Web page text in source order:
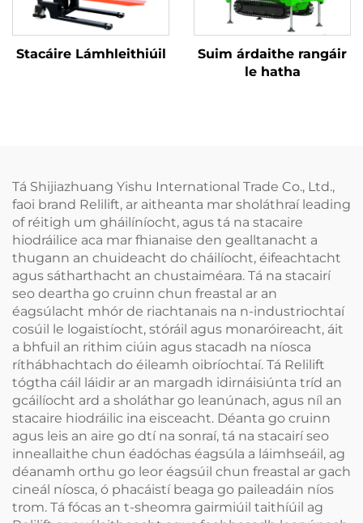
Stacáire Lámhleithiúil
Suim árdaithe rangáir
le hatha
Tá Shijiazhuang Yishu International Trade Co., Ltd.,
faoi brand Relilift, ar aitheanta mar sholáthraí leading
of réitigh um gháilíníocht, agus tá na stacaire
hiodráilice aca mar fhianaise den gealltanacht a
thugann an chuideacht do cháilíocht, éifeachtacht
agus sátharthacht an chustaiméara. Tá na stacairí
seo deartha go cruinn chun freastal ar an
éagsúlacht mhór de riachtanais na n-industriochtaí
cosúil le logaistíocht, stóráil agus monaróireacht, áit
a bhfuil an rithim ciúin agus stacadh na níosca
ríthábhachtach do éileamh oibríochtaí. Tá Relilift
tógtha cáil láidir ar an margadh idirnáisiúnta tríd an
gcáilíocht ard a sholáthar go leanúnach, agus níl an
stacaire hiodráilic ina eisceacht. Déanta go cruinn
agus leis an aire go dtí na sonraí, tá na stacairí seo
inneallaithe chun éadóchas éagsúla a láimhseáil, ag
déanamh orthu go leor éagsúil chun freastal ar gach
cineál níosca, ó phacáistí beaga go paileadáin níos
trom. Tá fócas an t-sheomra gairmiúil taithíúil ag